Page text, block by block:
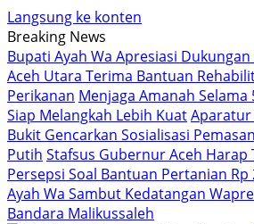
Langsung ke konten
Breaking News
Bupati Ayah Wa Apresiasi
Aceh Utara Terima Bantuan
Perikanan Menjaga Amanah Selama
Siap Melangkah Lebih KuatAparatur
Bukit Gencarkan Sosialisasi
Putih Stafsus Gubernur Aceh Harap
Persepsi Soal Bantuan Pertanian Rp
Ayah Wa Sambut Kedatangan
Bandara Malikussaleh